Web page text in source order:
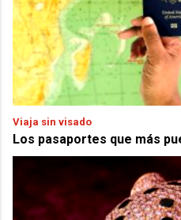
Viaja sin visado
Los pasaportes que más